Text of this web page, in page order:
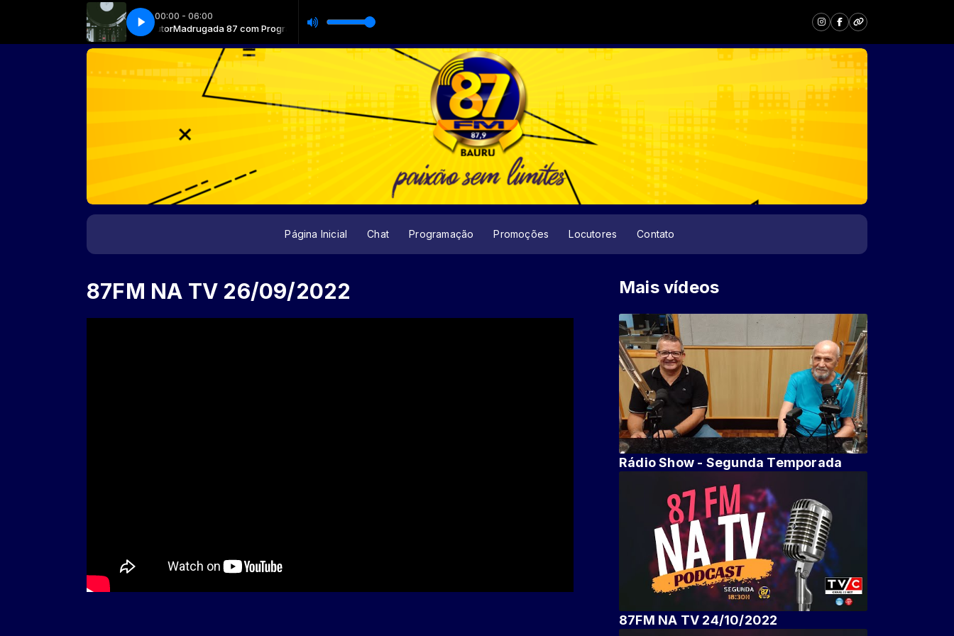
00:00 - 06:00
87 com Programa sem Locutor Madrugada 87 com Programa sem Locutor
Página Inicial Chat Programação Promoções Locutores Contato
87FM NA TV 26/09/2022 Mais vídeos
Rádio Show - Segunda Temporada
87FM NA TV 24/10/2022